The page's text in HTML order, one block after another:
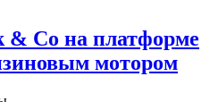
& Co на платформе
мотором